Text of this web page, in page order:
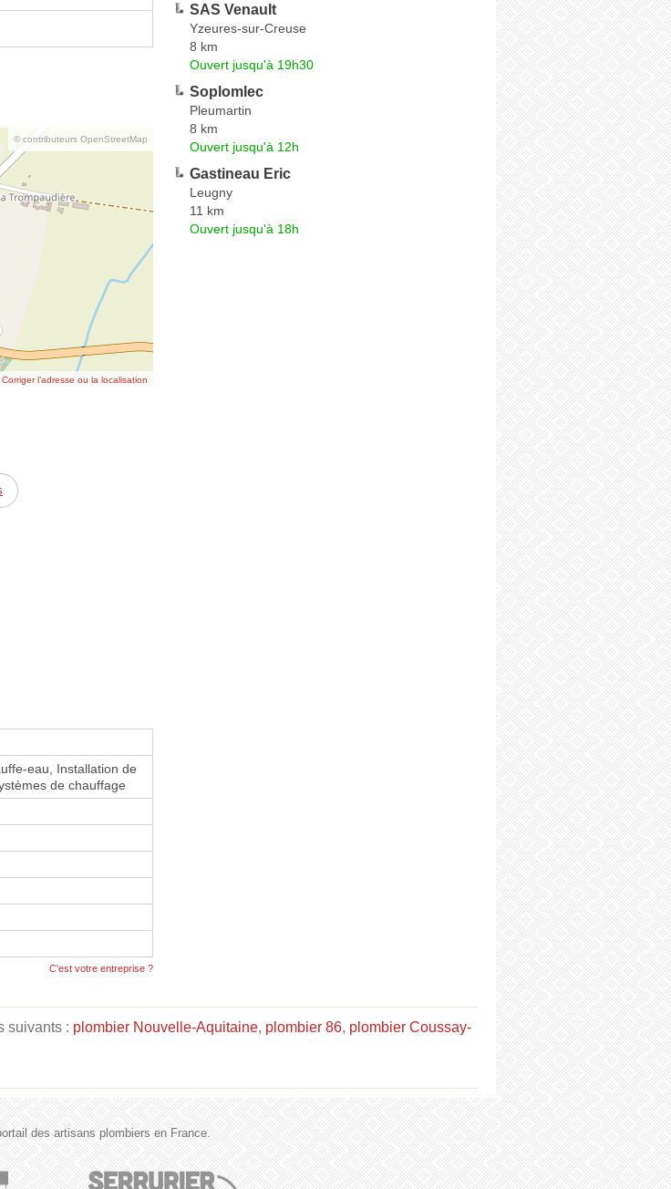
© contributeurs OpenStreetMap
Corriger l’adresse ou la localisation
eau, Installation de
de chauffage
C'est votre entreprise ?
SAS Venault
Yzeures-sur-Creuse
8 km
Ouvert jusqu'à 19h30
Soplomlec
Pleumartin
8 km
Ouvert jusqu'à 12h
Gastineau Eric
Leugny
11 km
Ouvert jusqu'à 18h
suivants : plombier Nouvelle-Aquitaine, plombier 86, plombier Coussay-
des artisans plombiers en France.